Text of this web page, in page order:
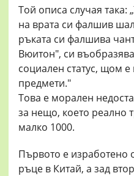
Той описа случая
на врата си фалшив
ръката си фалшива
Вюитон", си
социален статус, щом е
предмети."
Това е морален
за нещо, което реално
малко 1000.
Първото е изработено
ръце в Китай, а зад